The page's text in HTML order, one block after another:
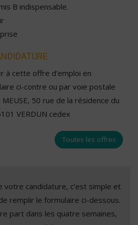
B indispensable.
à cette offre d'emploi en
ci-contre ou par voie postale
MEUSE, 50 rue de la résidence du
VERDUN cedex
Toutes les offres
votre candidature, c’est simple et
remplir le formulaire ci-dessous.
part dans les quatre semaines,